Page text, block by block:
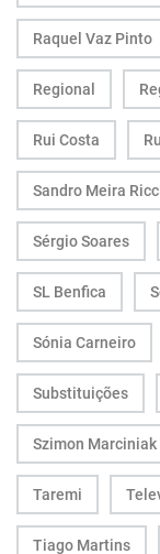
Raquel Vaz Pinto
Regional
Rui Costa
Sandro Meira
Sérgio Soares
SL Benfica
Sónia Carneiro
Substituições
Szimon Marciniak
Taremi
Tiago Martins